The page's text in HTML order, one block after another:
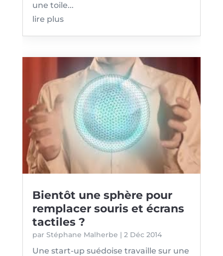
une toile...
lire plus
Bientôt une sphère pour
remplacer souris et écrans
tactiles ?
par Stéphane Malherbe | 2 Déc 2014
Une start-up suédoise travaille sur une